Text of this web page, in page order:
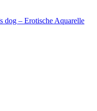
dog – Erotische Aquarelle